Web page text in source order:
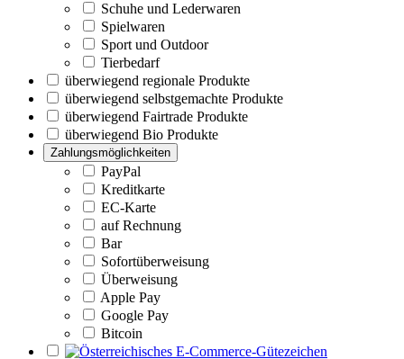
Schuhe und Lederwaren
Spielwaren
Sport und Outdoor
Tierbedarf
überwiegend regionale Produkte
überwiegend selbstgemachte Produkte
überwiegend Fairtrade Produkte
überwiegend Bio Produkte
Zahlungsmöglichkeiten
PayPal
Kreditkarte
EC-Karte
auf Rechnung
Bar
Sofortüberweisung
Überweisung
Apple Pay
Google Pay
Bitcoin